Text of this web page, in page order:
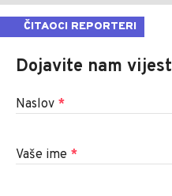
ČITAOCI REPORTERI
Dojavite nam vijest
Naslov *
Vaše ime *